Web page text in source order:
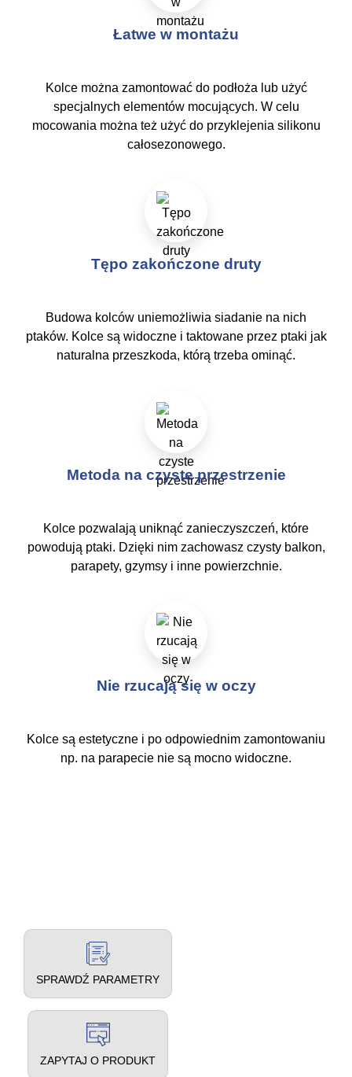
Łatwe w montażu
Kolce można zamontować do podłoża lub użyć
specjalnych elementów mocujących. W celu
mocowania można też użyć do przyklejenia silikonu
całosezonowego.
Tępo zakończone druty
Budowa kolców uniemożliwia siadanie na nich
ptaków. Kolce są widoczne i taktowane przez ptaki jak
naturalna przeszkoda, którą trzeba ominąć.
Metoda na czyste przestrzenie
Kolce pozwalają uniknąć zanieczyszczeń, które
powodują ptaki. Dzięki nim zachowasz czysty balkon,
parapety, gzymsy i inne powierzchnie.
Nie rzucają się w oczy
Kolce są estetyczne i po odpowiednim zamontowaniu
np. na parapecie nie są mocno widoczne.
SPRAWDŹ PARAMETRY
ZAPYTAJ O PRODUKT